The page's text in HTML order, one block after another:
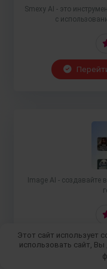
Smexy AI - это
с
Image AI -
Этот сайт использует
использовать сайт, Вы